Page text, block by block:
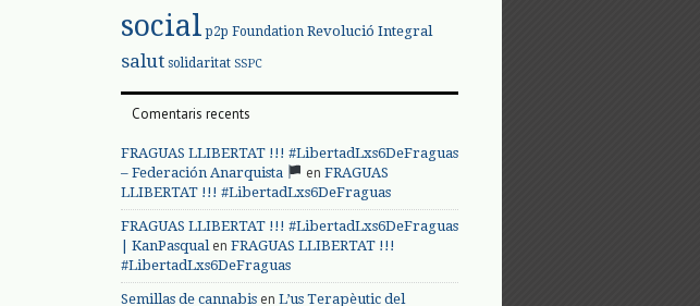
social p2p Foundation Revolució Integral
salut solidaritat SSPC
Comentaris recents
FRAGUAS LLIBERTAT !!! #LibertadLxs6DeFraguas
– Federación Anarquista
en FRAGUAS
LLIBERTAT !!! #LibertadLxs6DeFraguas
FRAGUAS LLIBERTAT !!! #LibertadLxs6DeFraguas
| KanPasqualen FRAGUAS LLIBERTAT !!!
#LibertadLxs6DeFraguas
Semillas de cannabis en L’us Terapèutic del